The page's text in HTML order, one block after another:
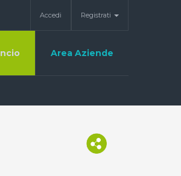
Accedi Registrati
Area Aziende